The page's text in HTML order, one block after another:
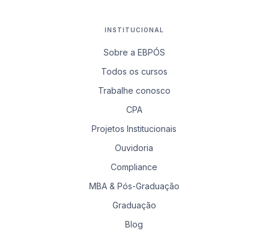
INSTITUCIONAL
Sobre a EBPÓS
Todos os cursos
Trabalhe conosco
CPA
Projetos Institucionais
Ouvidoria
Compliance
MBA & Pós-Graduação
Graduação
Blog